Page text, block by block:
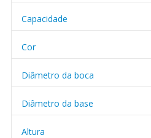
Capacidade
Cor
Diâmetro da boca
Diâmetro da base
Altura